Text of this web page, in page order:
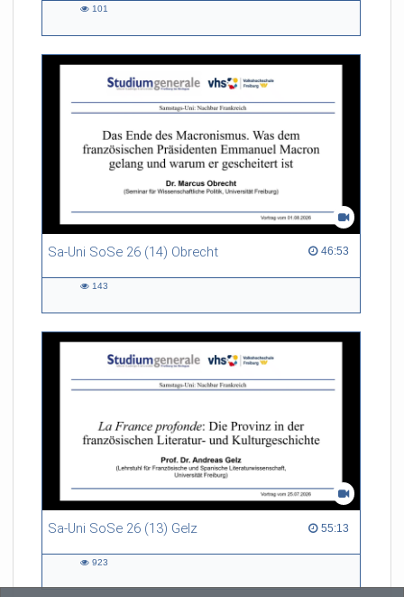
101
Sa-Uni SoSe 26 (14) Obrecht 46:53
46:53 duration
143
Sa-Uni SoSe 26 (13) Gelz 55:13
55:13 duration
923